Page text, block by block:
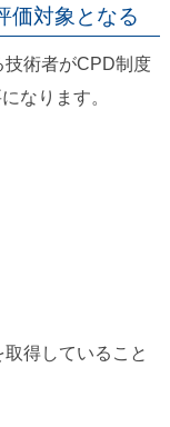
対象となる
術者がCPD制度
なります。
得していること